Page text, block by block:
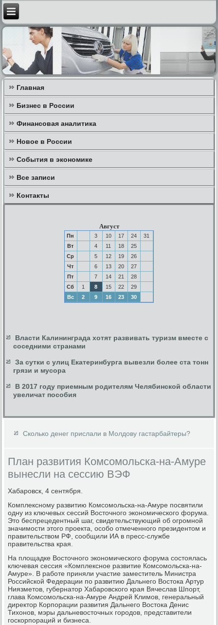
Главная
Бизнес в России
Финансовая аналитика
Новое в России
События в экономике
Все записи
Контакты
Август
Пн 3 10 17 24
31
Вт
4 11 18
25
Ср
5 12 19
26
Чт
6 13 20
27
Пт
7 14 21
28
Сб
1 8 15 22
29
Вс
2 9 16 23 30
Власти Калининграда хотят развивать туризм вместе с
соседними странами
За сутки с улиц Екатеринбурга вывезли более ста тонн
грязи и мусора
В 2017 году приемным родителям Челябинской области
увеличат пособия
Сколько денег прислали в Молдову гастарбайтеры?
План развития Комсомольска-на-Амуре
вынесли на сессию ВЭФ
Хабаровск, 4 сентября.
Комплексному развитию Комсомольска-на-Амуре посвятили
одну из ключевых сессий Восточного экономического форума.
Это беспрецедентный шаг, свидетельствующий об огромной
значимости этого проекта, особо отмеченного президентом и
правительством РФ, сообщили ИА в пресс-службе
правительства края.
На площадке Восточного экономического форума состоялась
ключевая сессия «Комплексное развитие Комсомольска-на-
Амуре». В работе приняли участие заместитель Министра
Российской Федерации по развитию Дальнего Востока Артур
Ниязметов, губернатор Хабаровского края Вячеслав Шпорт,
глава Комсомольска-на-Амуре Андрей Климов, генеральный
директор Корпорации развития Дальнего Востока Денис
Тихонов, мэры дальневосточных городов, представители
госкорпораций и бизнеса.